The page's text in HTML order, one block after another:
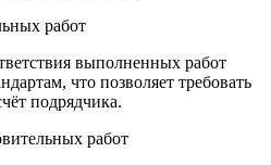
работ
выполненных работ
что позволяет требовать
подрядчика.
работ